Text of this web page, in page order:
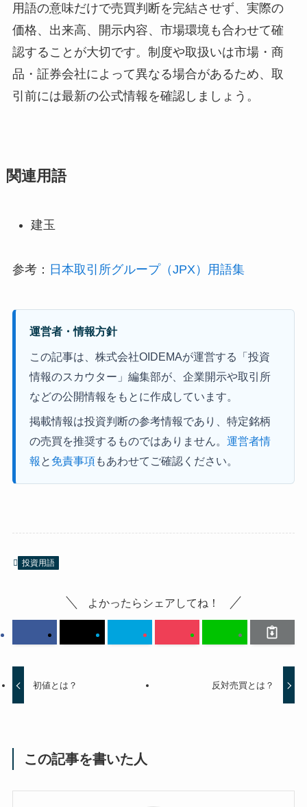
用語の意味だけで売買判断を完結させず、実際の
価格、出来高、開示内容、市場環境も合わせて確
認することが大切です。制度や取扱いは市場・商
品・証券会社によって異なる場合があるため、取
引前には最新の公式情報を確認しましょう。
関連用語
建玉
参考： 日本取引所グループ（JPX）用語集
運営者・情報方針
この記事は、株式会社OIDEMAが運営する「投資
情報のスカウター」編集部が、企業開示や取引所
などの公開情報をもとに作成しています。
掲載情報は投資判断の参考情報であり、特定銘柄
の売買を推奨するものではありません。運営者情
報 と 免責事項もあわせてご確認ください。
投資用語
よかったらシェアしてね！
初値とは？ 反対売買とは？
この記事を書いた人